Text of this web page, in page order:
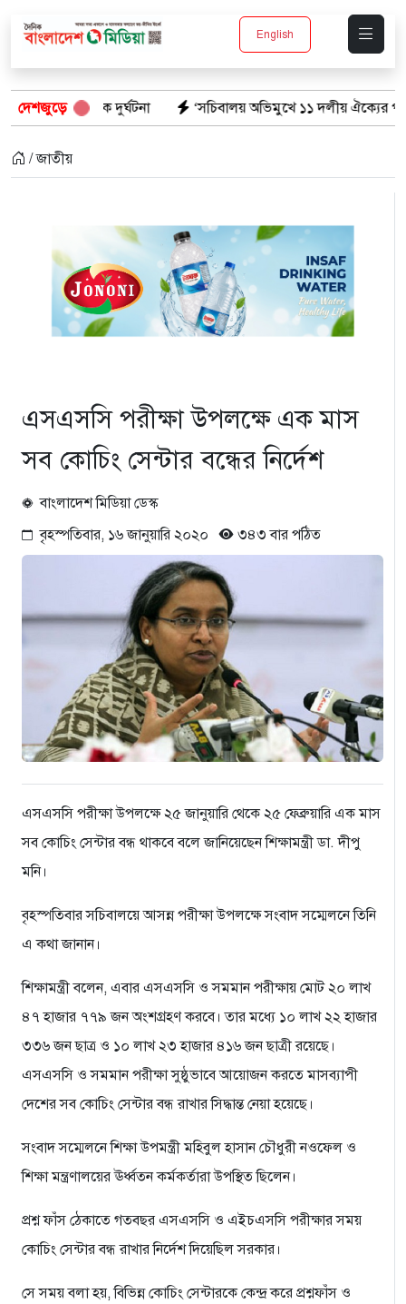
English
দেশজুড়ে
দুর্ঘটনা ‘সচিবালয় অভিমুখে ১১ দলীয় ঐক্যের পদযাত্রায় পুলিশের
/ জাতীয়
এসএসসি পরীক্ষা উপলক্ষে এক মাস
সব কোচিং সেন্টার বন্ধের নির্দেশ
বাংলাদেশ মিডিয়া ডেস্ক
বৃহস্পতিবার, ১৬ জানুয়ারি ২০২০
৩৪৩ বার পঠিত
এসএসসি পরীক্ষা উপলক্ষে ২৫ জানুয়ারি থেকে ২৫ ফেব্রুয়ারি এক মাস
সব কোচিং সেন্টার বন্ধ থাকবে বলে জানিয়েছেন শিক্ষামন্ত্রী ডা. দীপু
মনি।
বৃহস্পতিবার সচিবালয়ে আসন্ন পরীক্ষা উপলক্ষে সংবাদ সম্মেলনে তিনি
এ কথা জানান।
শিক্ষামন্ত্রী বলেন, এবার এসএসসি ও সমমান পরীক্ষায় মোট ২০ লাখ
৪৭ হাজার ৭৭৯ জন অংশগ্রহণ করবে। তার মধ্যে ১০ লাখ ২২ হাজার
৩৩৬ জন ছাত্র ও ১০ লাখ ২৩ হাজার ৪১৬ জন ছাত্রী রয়েছে।
এসএসসি ও সমমান পরীক্ষা সুষ্ঠুভাবে আয়োজন করতে মাসব্যাপী
দেশের সব কোচিং সেন্টার বন্ধ রাখার সিদ্ধান্ত নেয়া হয়েছে।
সংবাদ সম্মেলনে শিক্ষা উপমন্ত্রী মহিবুল হাসান চৌধুরী নওফেল ও
শিক্ষা মন্ত্রণালয়ের ঊর্ধ্বতন কর্মকর্তারা উপস্থিত ছিলেন।
প্রশ্ন ফাঁস ঠেকাতে গতবছর এসএসসি ও এইচএসসি পরীক্ষার সময়
কোচিং সেন্টার বন্ধ রাখার নির্দেশ দিয়েছিল সরকার।
সে সময় বলা হয়, বিভিন্ন কোচিং সেন্টারকে কেন্দ্র করে প্রশ্নফাঁস ও